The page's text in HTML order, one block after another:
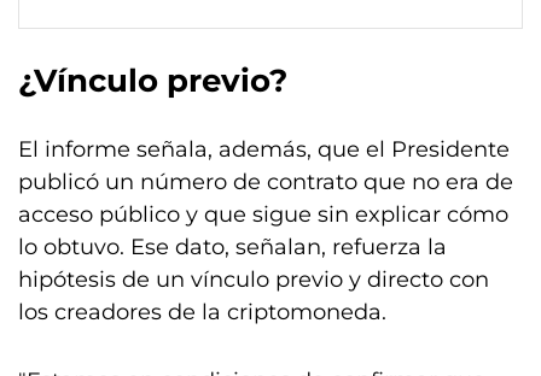
¿Vínculo previo?
El informe señala, además, que el Presidente
publicó un número de contrato que no era de
acceso público y que sigue sin explicar cómo
lo obtuvo. Ese dato, señalan, refuerza la
hipótesis de un vínculo previo y directo con
los creadores de la criptomoneda.